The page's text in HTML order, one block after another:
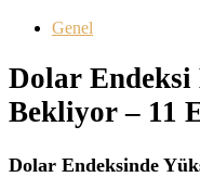
Genel
Dolar Endeksi
Bekliyor – 11
Dolar Endeksinde